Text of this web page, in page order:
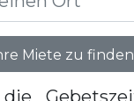
Miete zu finden